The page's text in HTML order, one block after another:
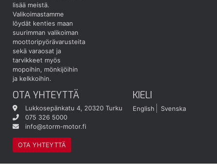
lisää meistä.
Valikoimastamme
löydät kenties maan
suurimman valikoiman
moottoripyörävarusteita
sekä varaosat ja
tarvikkeet myös
mopoihin, mönkijöihin
ja kelkkoihin.
OTA YHTEYTTÄ
Lukkosepänkatu 4, 20320 Turku
075 326 5000
info@storm-motor.fi
OTA YHTEYTTÄ
KIELI
English Svenska